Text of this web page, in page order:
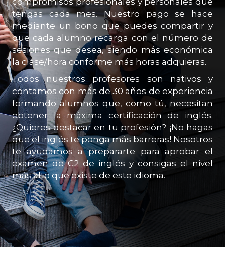
tengas cada mes. Nuestro pago se hace
mediante un bono que puedes compartir y
que cada alumno recarga con el número de
sesiones que desea, siendo más económica
la clase/hora conforme más horas adquieras.
Todos nuestros profesores son nativos y
contamos con más de 30 años de experiencia
formando alumnos que, como tú, necesitan
obtener la máxima certificación de inglés.
¿Quieres destacar en tu profesión? ¡No hagas
que el inglés te ponga más barreras! Nosotros
te ayudamos a prepararte para aprobar el
examen de C2 de inglés y consigas el nivel
más alto que existe de este idioma.